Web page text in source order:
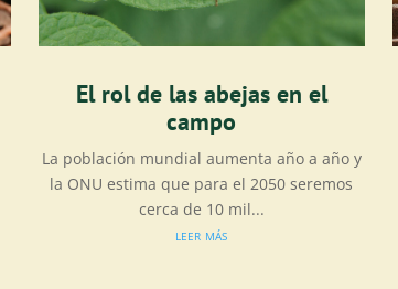
El rol de las abejas en el
campo
La población mundial aumenta año a año y
la ONU estima que para el 2050 seremos
cerca de 10 mil...
leer más